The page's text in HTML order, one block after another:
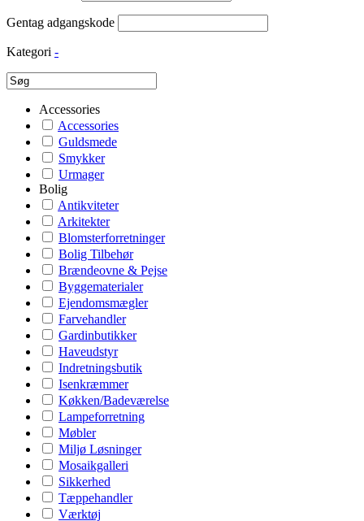
Gentag adgangskode
Kategori -
Accessories
Accessories
Guldsmede
Smykker
Urmager
Bolig
Antikviteter
Arkitekter
Blomsterforretninger
Bolig Tilbehør
Brændeovne & Pejse
Byggematerialer
Ejendomsmægler
Farvehandler
Gardinbutikker
Haveudstyr
Indretningsbutik
Isenkræmmer
Køkken/Badeværelse
Lampeforretning
Møbler
Miljø Løsninger
Mosaikgalleri
Sikkerhed
Tæppehandler
Værktøj